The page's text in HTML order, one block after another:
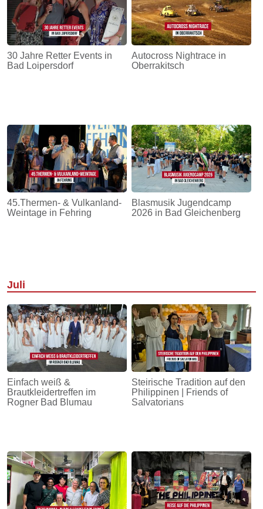
30 Jahre Retter Events in
Bad Loipersdorf
Autocross Nightrace in
Oberrakitsch
45.Thermen- & Vulkanland-
Weintage in Fehring
Blasmusik Jugendcamp
2026 in Bad Gleichenberg
Juli
Einfach weiß &
Brautkleidertreffen im
Rogner Bad Blumau
Steirische Tradition auf den
Philippinen | Friends of
Salvatorians